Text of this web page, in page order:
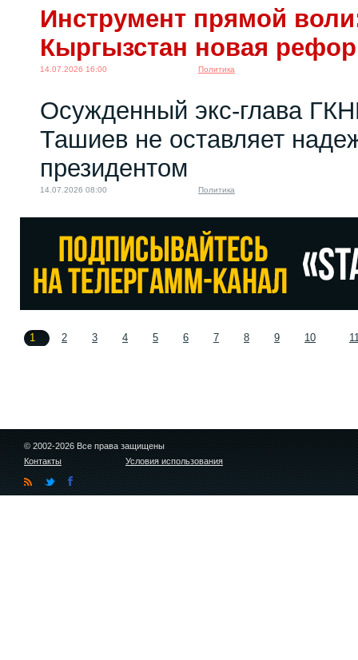
Инструмент прямой
Кыргызстан новая
14.07.2026 16:00 Политика
Осужденный экс-глава
Ташиев не оставляет
президентом
14.07.2026 08:00 Политика
1 2 3 4 5 6 7 8 9 10
© 2002-2026 Все права защищены
Контакты
Условия использования